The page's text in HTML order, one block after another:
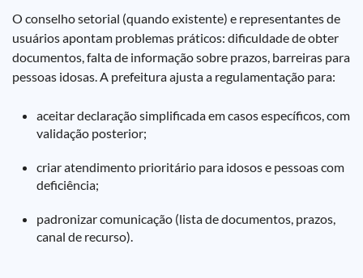
O conselho setorial (quando existente) e representantes de
usuários apontam problemas práticos: dificuldade de obter
documentos, falta de informação sobre prazos, barreiras para
pessoas idosas. A prefeitura ajusta a regulamentação para:
aceitar declaração simplificada em casos específicos, com
validação posterior;
criar atendimento prioritário para idosos e pessoas com
deficiência;
padronizar comunicação (lista de documentos, prazos,
canal de recurso).